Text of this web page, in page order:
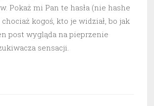
Pokaż mi Pan te hasła (nie hashe
chociaż kogoś, kto je widział, bo jak
post wygląda na pieprzenie
sensacji.